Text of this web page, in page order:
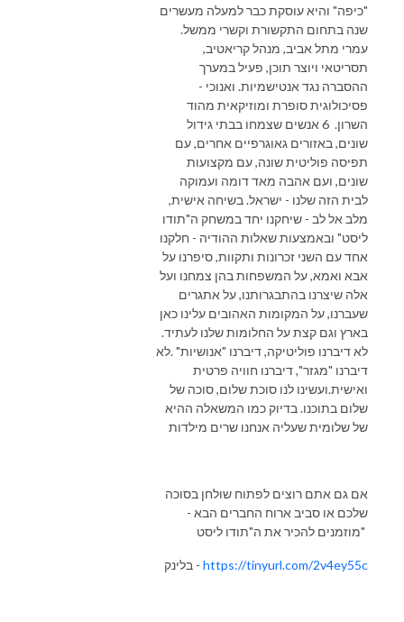
"כיפה" והיא עוסקת כבר למעלה מעשרים
שנה בתחום התקשורת וקשרי ממשל.
עמרי מתל אביב, מנהל קריאטיב,
תסריטאי ויוצר תוכן, פעיל במערך
ההסברה נגד אנטישמיות. ואנוכי -
פסיכולוגית סופרת ומוזיקאית מהוד
השרון. 6 אנשים שצמחו בבתי גידול
שונים, באזורים גאוגרפיים אחרים, עם
תפיסה פוליטית שונה, עם מקצועות
שונים, ועם אהבה מאד דומה ועמוקה
לבית הזה שלנו - ישראל. בשיחה אישית,
מלב אל לב - שיחקנו יחד במשחק ה"תודו
ליסט" ובאמצעות שאלות ההודיה - חלקנו
אחד עם השני זכרונות ותקוות, סיפרנו על
אבא ואמא, על המשפחות בהן צמחנו ועל
אלה שיצרנו בהתבגרותנו, על אתגרים
שעברנו, על המקומות האהובים עלינו כאן
בארץ וגם קצת על החלומות שלנו לעתיד.
לא דיברנו פוליטיקה, דיברנו "אנושיות" .לא
דיברנו "מגזר", דיברנו חוויה פרטית
ואישית.ועשינו לנו סוכת שלום, סוכה של
שלום בתוכנו. בדיוק כמו המשאלה ההיא
של שלומית שעליה אנחנו שרים מילדות
אם גם אתם רוצים לפתוח שולחן בסוכה
שלכם או סביב ארוח החברים הבא -
מוזמנים להכיר את ה"תודו ליסט"
בלינק - https://tinyurl.com/2v4ey55c